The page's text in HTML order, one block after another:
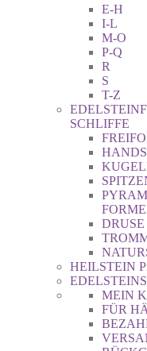
E-H
I-L
M-O
P-Q
R
S
T-Z
SCHLIFFE
DRUSE
HEILSTEIN
MEIN
FÜR